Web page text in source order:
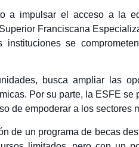
a impulsar el acceso a la
Franciscana
instituciones se
busca ampliar las
Por su parte, la ESFE se
de empoderar a los sectores
de un programa de becas